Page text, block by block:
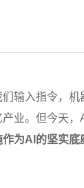
输入指令，机
产业。但今天
为AI的坚实